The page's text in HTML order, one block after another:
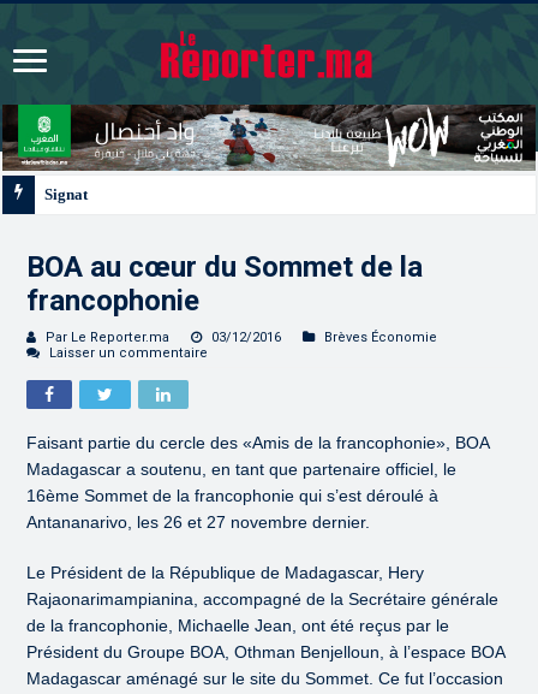
Signature à Santiago d’un protocole de coopération san
BOA au cœur du Sommet de la
francophonie
Par Le Reporter.ma 03/12/2016
Brèves Économie
Laisser un commentaire
Faisant partie du cercle des «Amis de la francophonie», BOA
Madagascar a soutenu, en tant que partenaire officiel, le
16ème Sommet de la francophonie qui s’est déroulé à
Antananarivo, les 26 et 27 novembre dernier.
Le Président de la République de Madagascar, Hery
Rajaonarimampianina, accompagné de la Secrétaire générale
de la francophonie, Michaelle Jean, ont été reçus par le
Président du Groupe BOA, Othman Benjelloun, à l’espace BOA
Madagascar aménagé sur le site du Sommet. Ce fut l’occasion